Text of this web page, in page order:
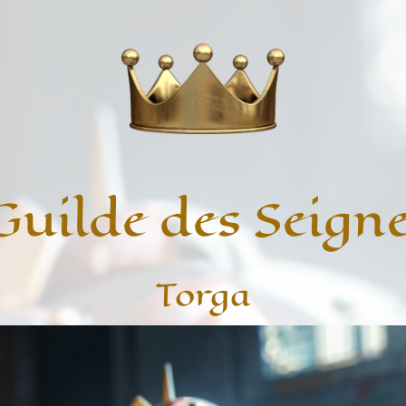
des
Torga